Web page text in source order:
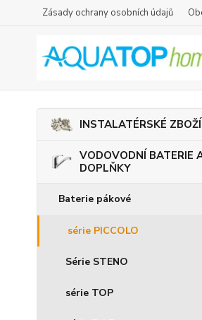
Zásady ochrany osobních údajů
INSTALATÉRSKÉ ZBOŽÍ
VODOVODNÍ BATERIE
DOPLŇKY
Baterie pákové
série PICCOLO
Série STENO
série TOP